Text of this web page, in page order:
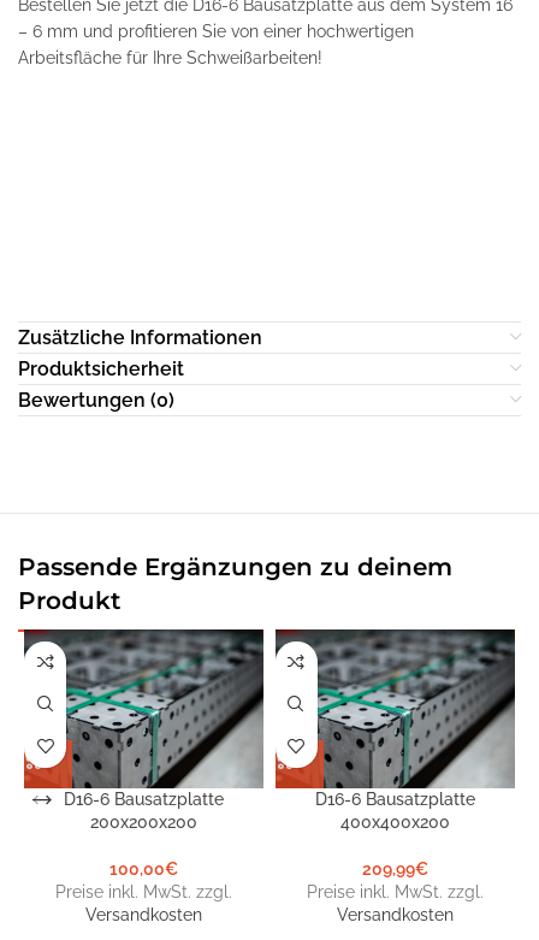
Bestellen Sie jetzt die D16-6 Bausatzplatte aus dem System 16
– 6 mm und profitieren Sie von einer hochwertigen
Arbeitsfläche für Ihre Schweißarbeiten!
Zusätzliche Informationen
Produktsicherheit
Bewertungen (0)
Passende Ergänzungen zu deinem
Produkt
D16-6 Bausatzplatte
200x200x200
100,00€
Preise inkl. MwSt. zzgl.
Versandkosten
D16-6 Bausatzplatte
400x400x200
209,99€
Preise inkl. MwSt. zzgl.
Versandkosten